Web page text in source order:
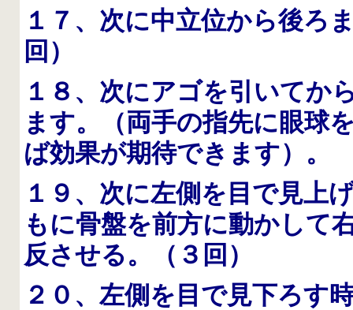
１７、次に中立位から後ろ
回）
１８、次にアゴを引いてか
ます。（両手の指先に眼球
ば効果が期待できます）。
１９、次に左側を目で見上
もに骨盤を前方に動かして
反させる。（３回）
２０、左側を目で見下ろす